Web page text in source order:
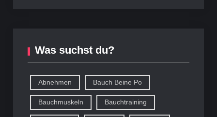
Was suchst du?
Abnehmen Bauch Beine Po
Bauchmuskeln Bauchtraining